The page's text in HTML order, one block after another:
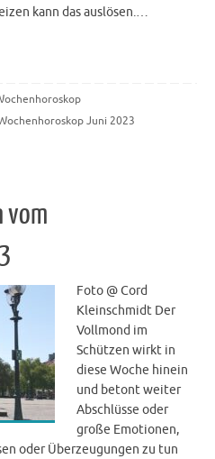
kann das auslösen.…
Juni 2023
vom
Foto @ Cord
Kleinschmidt Der
Vollmond im
Schützen wirkt in
diese Woche hinein
und betont weiter
Abschlüsse oder
große Emotionen,
oder Überzeugungen zu tun